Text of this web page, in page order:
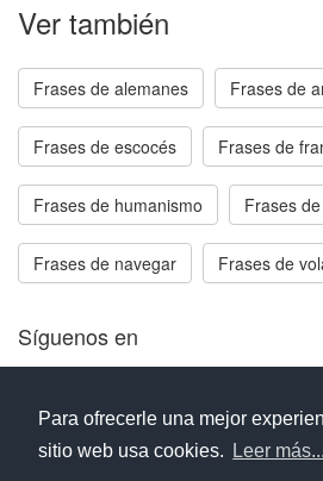
Para ofrecerle una mejor
sitio web usa cookies.
Leer más...
Ver también
Frases de alemanes Frases de
Frases de escocés Frases de
Frases de humanismo Frases
Frases de navegar Frases de
Síguenos en